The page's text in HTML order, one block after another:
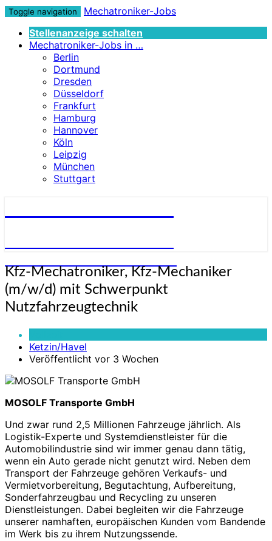
Toggle navigation
Mechatroniker-Jobs
Stellenanzeige schalten
Mechatroniker-Jobs in …
Berlin
Dortmund
Dresden
Düsseldorf
Frankfurt
Hamburg
Hannover
Köln
Leipzig
München
Stuttgart
Kfz-
Mechatroniker,
Kfz-
Mechaniker
Schwerpunkt
Nutzfahrzeugtechnik
Kfz-Mechatroniker, Kfz-Mechaniker
(m/w/d) mit Schwerpunkt
Nutzfahrzeugtechnik
Ketzin/Havel
Veröffentlicht vor 3 Wochen
MOSOLF Transporte GmbH
Und zwar rund 2,5 Millionen Fahrzeuge jährlich. Als
Logistik-Experte und Systemdienstleister für die
Automobilindustrie sind wir immer genau dann tätig,
wenn ein Auto gerade nicht genutzt wird. Neben dem
Transport der Fahrzeuge gehören Verkaufs- und
Vermietvorbereitung, Begutachtung, Aufbereitung,
Sonderfahrzeugbau und Recycling zu unseren
Dienstleistungen. Dabei begleiten wir die Fahrzeuge
unserer namhaften, europäischen Kunden vom Bandende
im Werk bis zu ihrem Nutzungssende.